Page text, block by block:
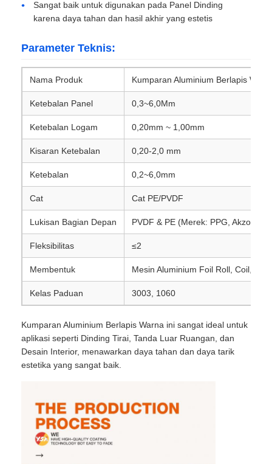
Aluminium timbul
Panel sarang lebah aluminium
Sarang Lebah Aluminium
Cermin aluminium
Sangat baik untuk digunakan pada Panel Dinding
karena daya tahan dan hasil akhir yang estetis
Parameter Teknis:
Nama Produk Kumparan Aluminium Berlapis
Ketebalan Panel 0,3~6,0Mm
Ketebalan Logam 0,20mm ~ 1,00mm
Kisaran Ketebalan 0,20-2,0 mm
Ketebalan 0,2~6,0mm
Cat Cat PE/PVDF
Lukisan Bagian Depan PVDF & PE (Merek: PPG,
Fleksibilitas ≤2
Membentuk Mesin Aluminium Foil Roll, Coil,
Kelas Paduan 3003, 1060
Kumparan Aluminium Berlapis Warna ini sangat ideal untuk
aplikasi seperti Dinding Tirai, Tanda Luar Ruangan, dan
Desain Interior, menawarkan daya tahan dan daya tarik
estetika yang sangat baik.